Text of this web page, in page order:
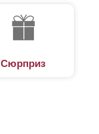
Сюрприз